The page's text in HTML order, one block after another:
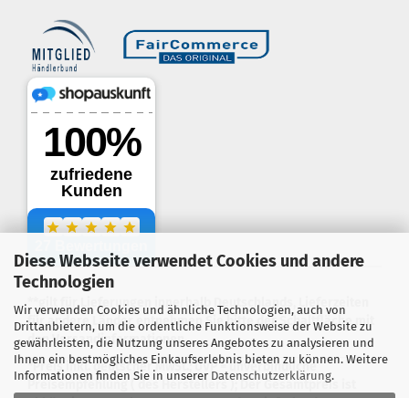
Diese Webseite verwendet Cookies und andere
Technologien
Wir verwenden Cookies und ähnliche Technologien, auch von
Drittanbietern, um die ordentliche Funktionsweise der Website zu
gewährleisten, die Nutzung unseres Angebotes zu analysieren und
Ihnen ein bestmögliches Einkaufserlebnis bieten zu können. Weitere
Informationen finden Sie in unserer Datenschutzerklärung.
.
**gilt für Lieferungen innerhalb Deutschlands, Lieferzeiten
für andere Länder entnehmen Sie bitte der Schaltfläche mit
den Versandinformationen
*Preis inkl. deutscher MwSt.; UVP = unverbindliche
Preisempfehlung ( des Herstellers ); Der Gesamtpreis ist